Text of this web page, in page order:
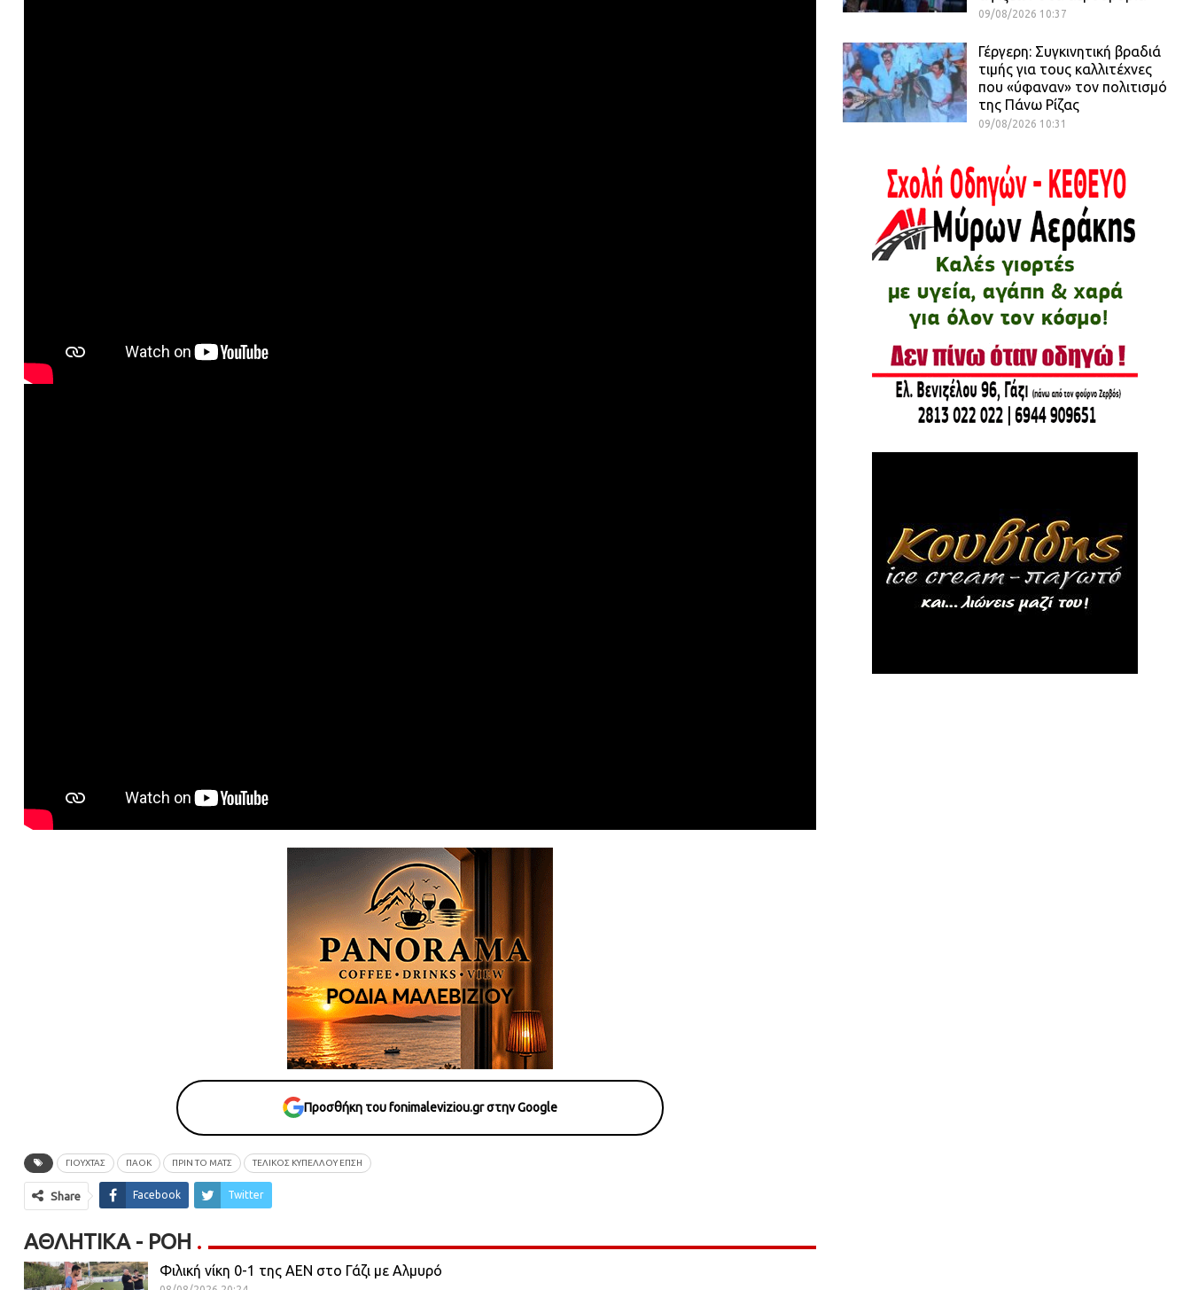
Προσθήκη του fonimaleviziou.gr στην Google
ΓΙΟΥΧΤΑΣ ΠΑΟΚ ΠΡΙΝ ΤΟ ΜΑΤΣ ΤΕΛΙΚΟΣ ΚΥΠΕΛΛΟΥ ΕΠΣΗ
Share Facebook Twitter
ΑΘΛΗΤΙΚΆ - ΡΟΗ
Φιλική νίκη 0-1 της ΑΕΝ στο Γάζι με Αλμυρό
09/08/2026 10:37
Γέργερη: Συγκινητική βραδιά
τιμής για τους καλλιτέχνες
που «ύφαναν» τον πολιτισμό
της Πάνω Ρίζας
09/08/2026 10:31